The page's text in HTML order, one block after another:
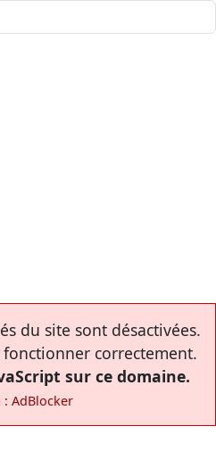
du site sont désactivées.
fonctionner correctement.
sur ce domaine.
: AdBlocker